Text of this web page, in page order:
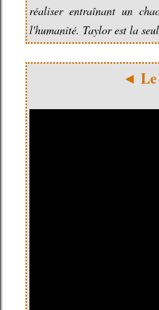
réaliser entraînant un
l'humanité. Taylor est la
◄ Le